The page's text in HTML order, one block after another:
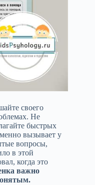
своего
Не
быстрых
вызывает у
вопросы,
в этой
когда это
важно